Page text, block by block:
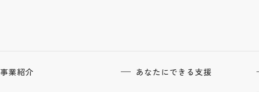
事業紹介 あなたにできる支援